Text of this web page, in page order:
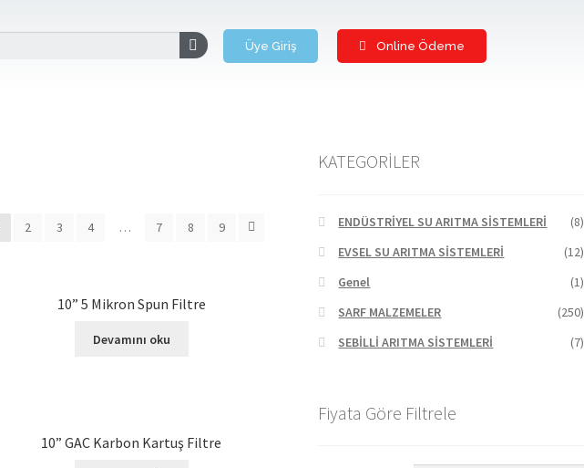
Üye Giriş Online Ödeme
2 3 4 … 7 8 9
10” 5 Mikron Spun Filtre
Devamını oku
10” GAC Karbon Kartuş Filtre
KATEGORİLER
ENDÜSTRİYEL SU ARITMA SİSTEMLERİ
(8)
EVSEL SU ARITMA SİSTEMLERİ
(12)
Genel
(1)
SARF MALZEMELER
(250)
SEBİLLİ ARITMA SİSTEMLERİ
(7)
Fiyata Göre Filtrele